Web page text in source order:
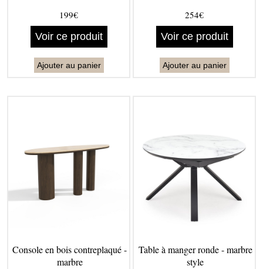
199€
Voir ce produit
Ajouter au panier
254€
Voir ce produit
Ajouter au panier
Console en bois contreplaqué -
marbre
Table à manger ronde - marbre
style